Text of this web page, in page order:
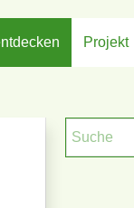
Projekt